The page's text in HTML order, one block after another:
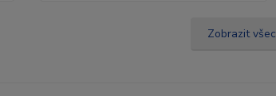
Zobrazit